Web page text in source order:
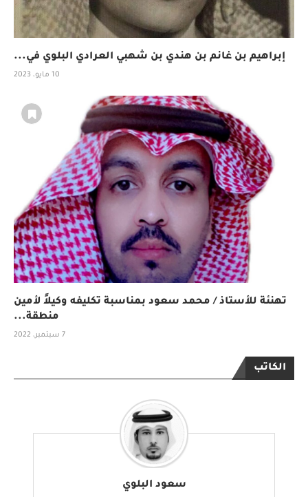
إبراهيم بن غانم بن هندي بن شهبي العرادي البلوي في...
10 مايو، 2023
تهنئة للأستاذ / محمد سعود بمناسبة تكليفه وكيلاً لأمين
منطقة...
7 سبتمبر، 2022
الكاتب
سعود البلوي